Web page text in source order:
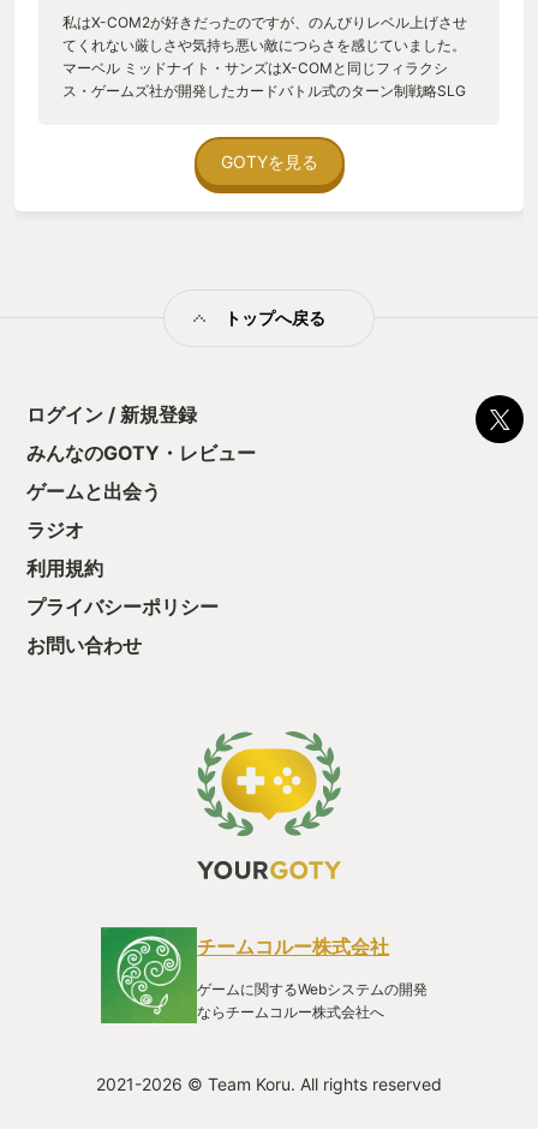
私はX-COM2が好きだったのですが、のんびりレベル上げさせ
てくれない厳しさや気持ち悪い敵につらさを感じていました。
マーベル ミッドナイト・サンズはX-COMと同じフィラクシ
ス・ゲームズ社が開発したカードバトル式のターン制戦略SLG
られます。ひとつめは、X-COM2の良いところを引き継いでい
ることです。ゲーム全体のリアルな質感や、成長させることが
楽しみなシステムはさすがです。戦闘パートは味方は最多で3人
ベンチャーパートがありますが、主人公はギャルゲーのように
兼ねています。 みっつめは、ヒーローごとに戦闘で使用するカ
が楽しいことです。戦闘パートをこなすごとに、戦闘に参加し
たヒーローの新しいカードを2枚引くことができます。それらを
集め、同じカードを融合してアップグレードしたり、運要素で
さらに能力を追加したりと、強くなれる要素がたくさんありま
感できます。X-COM2の時に感じた、のんびりレベル上げをし
にいくらでもカード集めの戦闘をすることができ、好きなだけ
ヒーローのカードデッキを強化してからストーリーを進めるこ
とができます。 会話量が多く丁寧に作ってあることは好感をも
ころはうんざりすることもありますが、全体的にはストーリー
もマーベル映画のようにちゃんと大きく盛り上がりますし、膨
大な会話が全部日本語吹き替えされていますし、いいゲームだ
なあと実感しております。 このゲームは力作であるにもかかわ
らずあまり売れなかったという噂で、日本語の攻略サイトもあ
YouTubeで英語で攻略動画を作ってくれている人がいるので、
ゲームでマーベルヒーローだって！？と興奮する方は、ぜひ遊
んでいただきたいと思います。
GOTYを見る
トップへ戻る
ログイン / 新規登録
みんなのGOTY・レビュー
ゲームと出会う
ラジオ
利用規約
プライバシーポリシー
お問い合わせ
チームコルー株式会社
ゲームに関するWebシステムの開発
ならチームコルー株式会社へ
2021-2026 © Team Koru. All rights reserved